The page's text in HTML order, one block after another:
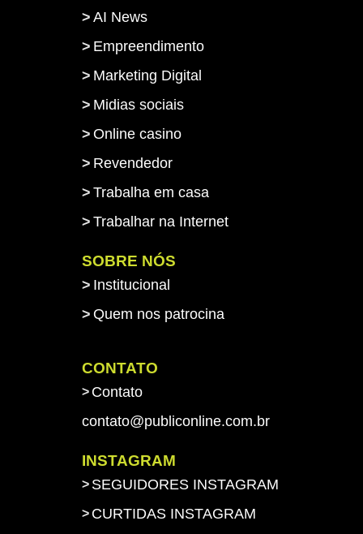
AI News
Empreendimento
Marketing Digital
Midias sociais
Online casino
Revendedor
Trabalha em casa
Trabalhar na Internet
SOBRE NÓS
Institucional
Quem nos patrocina
CONTATO
Contato
contato@publiconline.com.br
INSTAGRAM
SEGUIDORES INSTAGRAM
CURTIDAS INSTAGRAM